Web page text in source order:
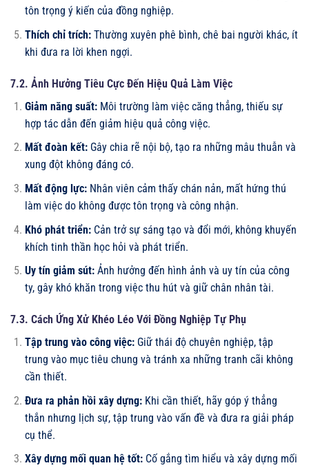
tôn trọng ý kiến của đồng nghiệp.
Thích chỉ trích:Thường xuyên phê bình, chê bai người khác, ít
khi đưa ra lời khen ngợi.
7.2. Ảnh Hưởng Tiêu Cực Đến Hiệu Quả Làm Việc
Giảm năng suất:Môi trường làm việc căng thẳng, thiếu sự
hợp tác dẫn đến giảm hiệu quả công việc.
Mất đoàn kết:Gây chia rẽ nội bộ, tạo ra những mâu thuẫn và
xung đột không đáng có.
Mất động lực:Nhân viên cảm thấy chán nản, mất hứng thú
làm việc do không được tôn trọng và công nhận.
Khó phát triển:Cản trở sự sáng tạo và đổi mới, không khuyến
khích tinh thần học hỏi và phát triển.
Uy tín giảm sút:Ảnh hưởng đến hình ảnh và uy tín của công
ty, gây khó khăn trong việc thu hút và giữ chân nhân tài.
7.3. Cách Ứng Xử Khéo Léo Với Đồng Nghiệp Tự Phụ
Tập trung vào công việc:Giữ thái độ chuyên nghiệp, tập
trung vào mục tiêu chung và tránh xa những tranh cãi không
cần thiết.
Đưa ra phản hồi xây dựng:Khi cần thiết, hãy góp ý thẳng
thắn nhưng lịch sự, tập trung vào vấn đề và đưa ra giải pháp
cụ thể.
Xây dựng mối quan hệ tốt:Cố gắng tìm hiểu và xây dựng mối